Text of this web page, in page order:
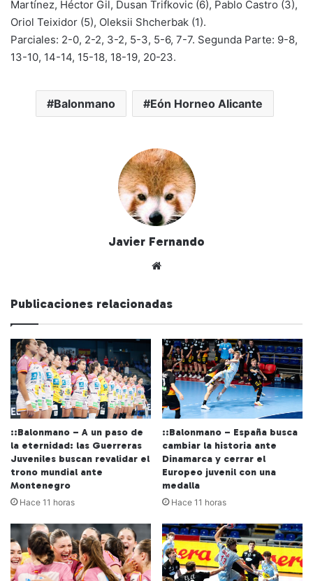
Martínez, Héctor Gil, Dusan Trifkovic (6), Pablo Castro (3),
Oriol Teixidor (5), Oleksii Shcherbak (1).
Parciales: 2-0, 2-2, 3-2, 5-3, 5-6, 7-7. Segunda Parte: 9-8,
13-10, 14-14, 15-18, 18-19, 20-23.
Balonmano Eón Horneo Alicante
Javier Fernando
we
Publicaciones relacionadas
::Balonmano – A un paso de
la eternidad: las Guerreras
Juveniles buscan revalidar el
trono mundial ante
Montenegro
Hace 11 horas
::Balonmano – España busca
cambiar la historia ante
Dinamarca y cerrar el
Europeo juvenil con una
medalla
Hace 11 horas